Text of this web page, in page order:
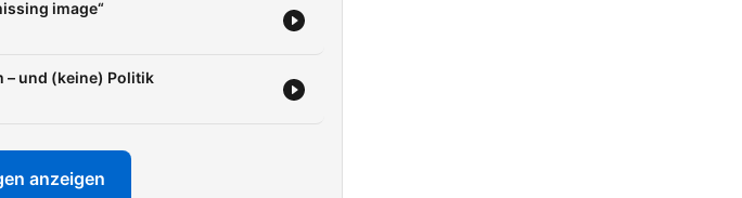
image“
– und (keine) Politik
anzeigen